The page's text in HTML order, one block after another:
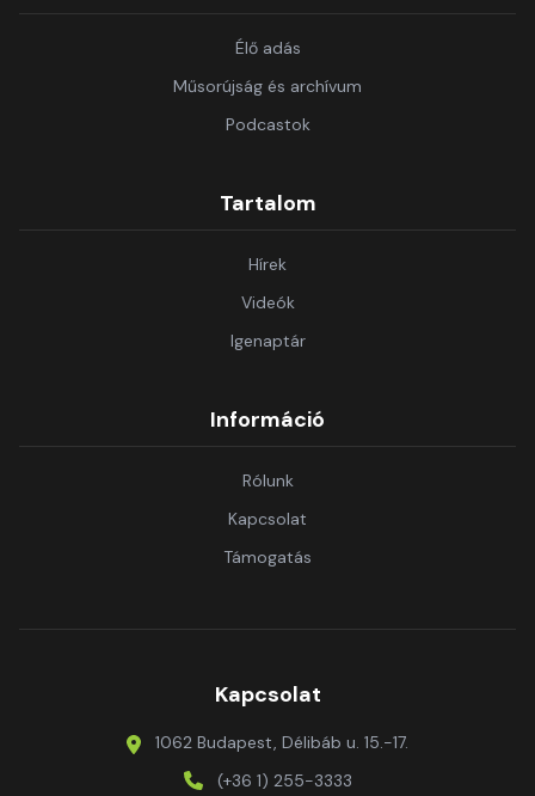
Élő adás
Műsorújság és archívum
Podcastok
Tartalom
Hírek
Videók
Igenaptár
Információ
Rólunk
Kapcsolat
Támogatás
Kapcsolat
1062 Budapest, Délibáb u. 15.-17.
(+36 1) 255-3333